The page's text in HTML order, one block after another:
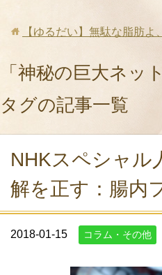
【ゆるだい】無駄な脂肪よ
「神秘の巨大ネッ
タグの記事一覧
NHKスペシャル
解を正す：腸内
2018-01-15 コラム・その他